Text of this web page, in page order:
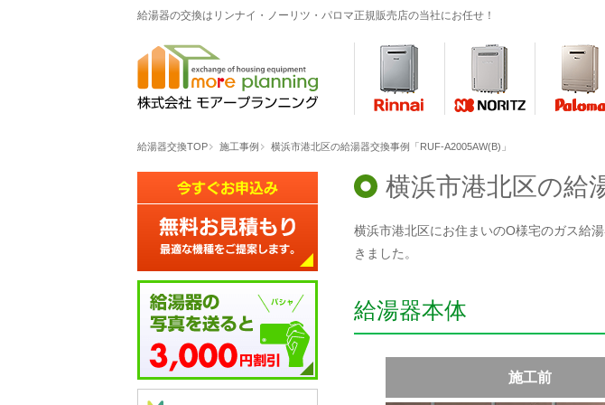
給湯器の交換はリンナイ・ノーリツ・パロマ正規販売店の当社にお任せ！
給湯器交換TOP 施工事例 横浜市港北区の給湯器交換事例「RUF-A2005AW(B)」
横浜市港北区の給
横浜市港北区にお住まいのO様宅のガス給
きました。
給湯器本体
施工前